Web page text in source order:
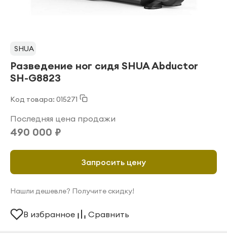
SHUA
Разведение ног сидя SHUA Abductor
SH-G8823
Код товара: 015271
Последняя цена продажи
490 000 ₽
Запросить цену
Нашли дешевле? Получите скидку!
В избранное Сравнить